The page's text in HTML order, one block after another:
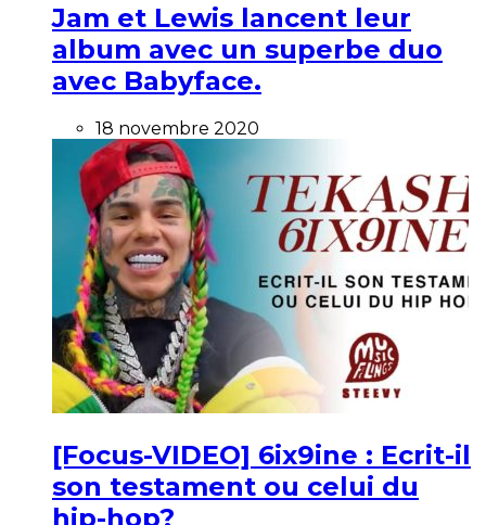
Jam et Lewis lancent leur
album avec un superbe duo
avec Babyface.
18 novembre 2020
[Focus-VIDEO] 6ix9ine : Ecrit-il
son testament ou celui du
hip-hop?